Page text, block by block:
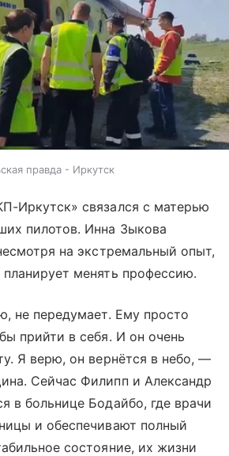
правда - Иркутск
Иркутск» связался с матерью
пилотов. Инна Зыкова
на экстремальный опыт,
менять профессию.
не передумает. Ему просто
прийти в себя. И он очень
Я верю, он вернётся в небо, —
Сейчас Филипп и Александр
в больнице Бодайбо, где врачи
и обеспечивают полный
состояние, их жизни